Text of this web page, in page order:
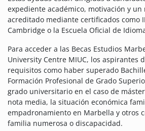
expediente académico, motivación y un
acreditado mediante certificados como
Cambridge o la Escuela Oficial de
Para acceder a las Becas Estudios
University Centre MIUC, los aspirantes
requisitos como haber superado
Formación Profesional de Grado
grado universitario en el caso de
nota media, la situación económica
empadronamiento en Marbella y otros
familia numerosa o discapacidad.